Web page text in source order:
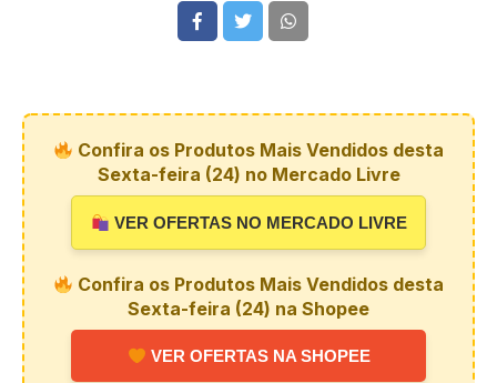
Confira os Produtos Mais Vendidos desta
Sexta-feira (24) no Mercado Livre
VER OFERTAS NO MERCADO LIVRE
Confira os Produtos Mais Vendidos desta
Sexta-feira (24) na Shopee
VER OFERTAS NA SHOPEE